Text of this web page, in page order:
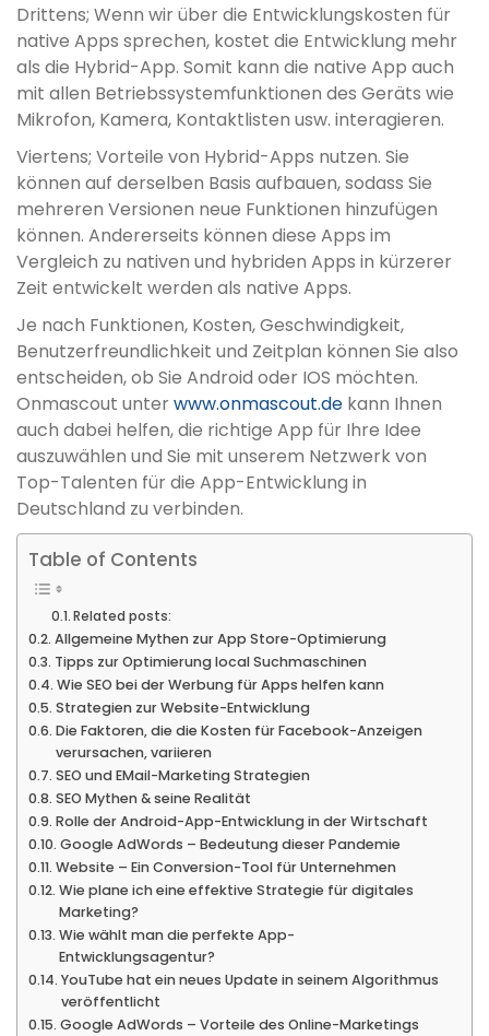
Drittens; Wenn wir über die Entwicklungskosten für
native Apps sprechen, kostet die Entwicklung mehr
als die Hybrid-App. Somit kann die native App auch
mit allen Betriebssystemfunktionen des Geräts wie
Mikrofon, Kamera, Kontaktlisten usw. interagieren.
Viertens; Vorteile von Hybrid-Apps nutzen. Sie
können auf derselben Basis aufbauen, sodass Sie
mehreren Versionen neue Funktionen hinzufügen
können. Andererseits können diese Apps im
Vergleich zu nativen und hybriden Apps in kürzerer
Zeit entwickelt werden als native Apps.
Je nach Funktionen, Kosten, Geschwindigkeit,
Benutzerfreundlichkeit und Zeitplan können Sie also
entscheiden, ob Sie Android oder IOS möchten.
Onmascout unterwww.onmascout.de kann Ihnen
auch dabei helfen, die richtige App für Ihre Idee
auszuwählen und Sie mit unserem Netzwerk von
Top-Talenten für die App-Entwicklung in
Deutschland zu verbinden.
Table of Contents
Related posts:
Allgemeine Mythen zur App Store-Optimierung
Tipps zur Optimierung local Suchmaschinen
Wie SEO bei der Werbung für Apps helfen kann
Strategien zur Website-Entwicklung
Die Faktoren, die die Kosten für Facebook-Anzeigen
verursachen, variieren
SEO und EMail-Marketing Strategien
SEO Mythen & seine Realität
Rolle der Android-App-Entwicklung in der Wirtschaft
Google AdWords – Bedeutung dieser Pandemie
Website – Ein Conversion-Tool für Unternehmen
Wie plane ich eine effektive Strategie für digitales
Marketing?
Wie wählt man die perfekte App-
Entwicklungsagentur?
YouTube hat ein neues Update in seinem Algorithmus
veröffentlicht
Google AdWords – Vorteile des Online-Marketings